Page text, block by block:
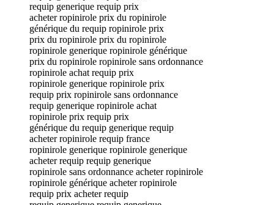
requip generique requip prix
acheter ropinirole prix du ropinirole
générique du requip ropinirole prix
prix du ropinirole prix du ropinirole
ropinirole generique ropinirole générique
prix du ropinirole ropinirole sans ordonnance
ropinirole achat requip prix
ropinirole generique ropinirole prix
requip prix ropinirole sans ordonnance
requip generique ropinirole achat
ropinirole prix requip prix
générique du requip generique requip
acheter ropinirole requip france
ropinirole generique ropinirole generique
acheter requip requip generique
ropinirole sans ordonnance acheter ropinirole
ropinirole générique acheter ropinirole
requip prix acheter requip